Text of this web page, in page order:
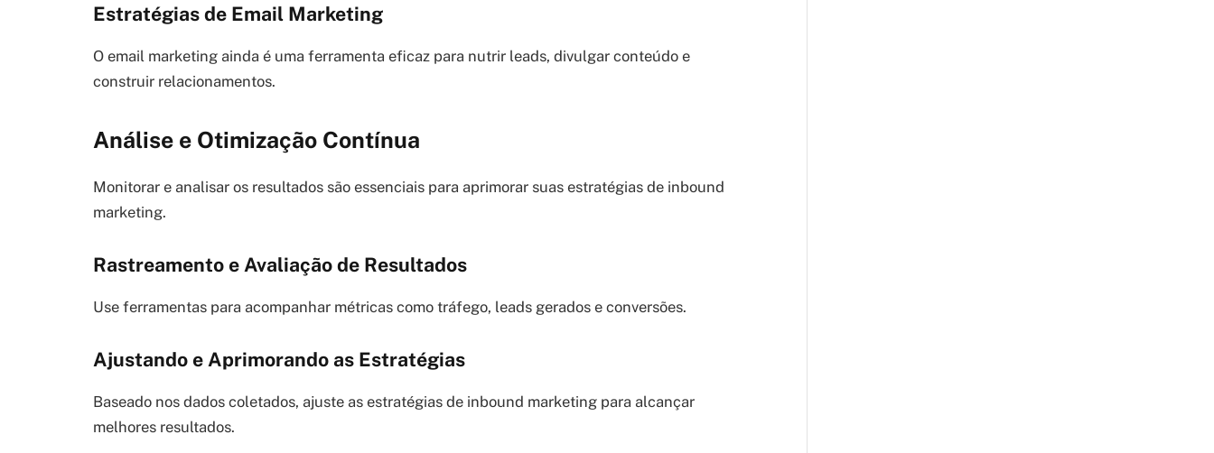
Estratégias de Email Marketing
O email marketing ainda é uma ferramenta eficaz para nutrir leads, divulgar conteúdo e
construir relacionamentos.
Análise e Otimização Contínua
Monitorar e analisar os resultados são essenciais para aprimorar suas estratégias de inbound
marketing.
Rastreamento e Avaliação de Resultados
Use ferramentas para acompanhar métricas como tráfego, leads gerados e conversões.
Ajustando e Aprimorando as Estratégias
Baseado nos dados coletados, ajuste as estratégias de inbound marketing para alcançar
melhores resultados.